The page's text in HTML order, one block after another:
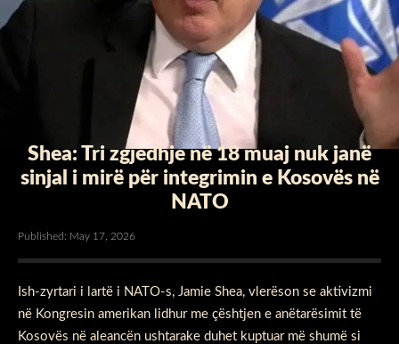
Shea: Tri zgjedhje në 18 muaj nuk janë
sinjal i mirë për integrimin e Kosovës në
NATO
Published: May 17, 2026
Ish-zyrtari i lartë i NATO-s, Jamie Shea, vlerëson se aktivizmi
në Kongresin amerikan lidhur me çështjen e anëtarësimit të
Kosovës në aleancën ushtarake duhet kuptuar më shumë si